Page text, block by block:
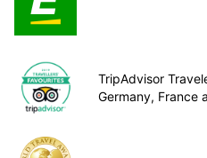
TripAdvisor
Germany, France